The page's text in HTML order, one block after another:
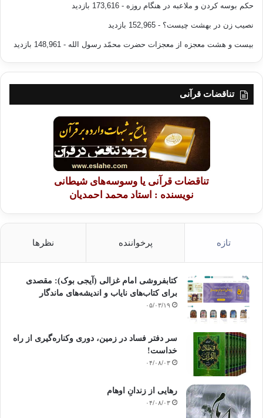
حکم بوسه کردن و ملاعبه در هنگام روزه - 173,616 بازدید
نصیب زن در بهشت چیست؟ - 152,965 بازدید
بیست و هشت معجزه از معجزات حضرت محمّد رسول الله - 148,961 بازدید
تناقضات قرآنی
تناقضات قرآنی یا وسوسه‌های شیطانی
نویسنده : استاد محمد احمدیان
تازه پرخواننده نظرها
کتابفروشی امام غزالی (آیجی بوک): مقصدی
برای کتاب‌های نایاب و اندیشه‌های ماندگار
۰۵/۰۳/۱۹
سر دفتر فساد در زمین‌، دوری وکناره‌گیری از راه
خداست‌!
۰۴/۰۸/۰۳
رهایی از زندانِ اوهام
۰۴/۰۸/۰۳